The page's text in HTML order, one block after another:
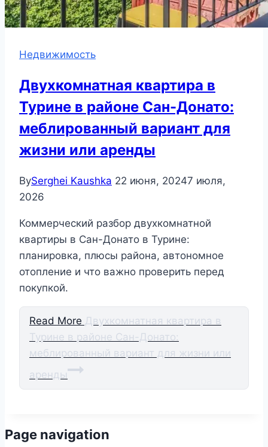
Недвижимость
Двухкомнатная квартира в
Турине в районе Сан-Донато:
меблированный вариант для
жизни или аренды
BySerghei Kaushka 22 июня, 20247 июля,
2026
Коммерческий разбор двухкомнатной
квартиры в Сан-Донато в Турине:
планировка, плюсы района, автономное
отопление и что важно проверить перед
покупкой.
Read More Двухкомнатная квартира в
Турине в районе Сан-Донато:
меблированный вариант для жизни или
аренды
Page navigation